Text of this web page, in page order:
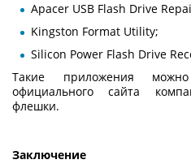
Apacer USB Flash Drive
Kingston Format Utility;
Silicon Power Flash Drive
Такие приложения
официального сайта
флешки.
Заключение